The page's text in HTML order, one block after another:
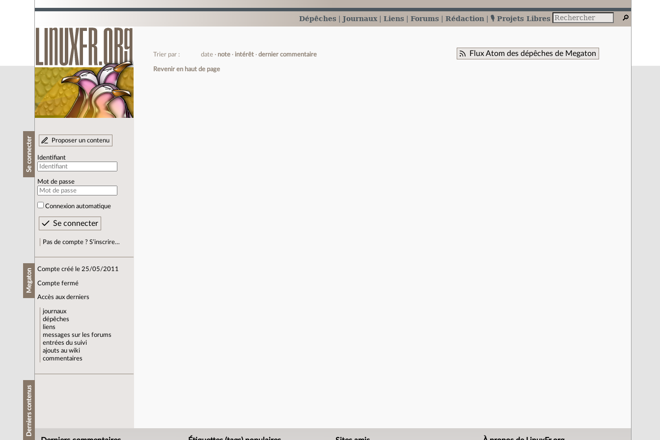
Dépêches Journaux Liens Forums Rédaction 🎙️ Projets Libres
Se connecter Proposer un contenu
Identifiant
Mot de passe
Connexion automatique
Pas de compte ? S’inscrire…
Megaton Compte créé le 25/05/2011
Compte fermé
Accès aux derniers
journaux
dépêches
liens
messages sur les forums
entrées du suivi
ajouts au wiki
commentaires
Derniers contenus
Flux Atom des dépêches de Megaton
Trier par : date note intérêt dernier commentaire
Revenir en haut de page